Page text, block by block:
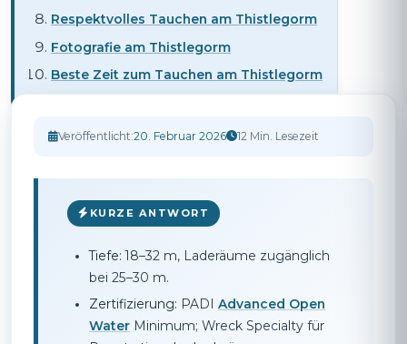
Veröffentlicht:20. Februar 2026 12 Min. Lesezeit
KURZE ANTWORT
Tiefe: 18–32 m, Laderäume zugänglich
bei 25–30 m.
Zertifizierung: PADI Advanced Open
Water Minimum; Wreck Specialty für
Respektvolles Tauchen am Thistlegorm
Fotografie am Thistlegorm
Beste Zeit zum Tauchen am Thistlegorm